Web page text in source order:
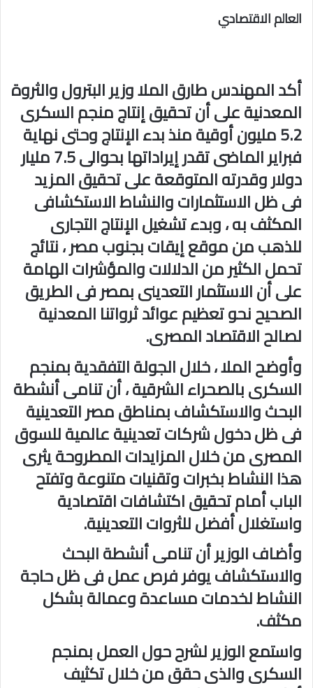
العالم الاقتصادي
أكد المهندس طارق الملا وزير البترول والثروة
المعدنية على أن تحقيق إنتاج منجم السكرى
5.2 مليون أوقية منذ بدء الإنتاج وحتى نهاية
فبراير الماضى تقدر إيراداتها بحوالى 7.5 مليار
دولار وقدرته المتوقعة على تحقيق المزيد
فى ظل الاستثمارات والنشاط الاستكشافى
المكثف به ، وبدء تشغيل الإنتاج التجارى
للذهب من موقع إيقات بجنوب مصر ، نتائج
تحمل الكثير من الدلالات والمؤشرات الهامة
على أن الاستثمار التعدينى بمصر فى الطريق
الصحيح نحو تعظيم عوائد ثرواتنا المعدنية
لصالح الاقتصاد المصرى.
وأوضح الملا ، خلال الجولة التفقدية بمنجم
السكرى بالصحراء الشرقية ، أن تنامى أنشطة
البحث والاستكشاف بمناطق مصر التعدينية
فى ظل دخول شركات تعدينية عالمية للسوق
المصرى من خلال المزايدات المطروحة يثرى
هذا النشاط بخبرات وتقنيات متنوعة وتفتح
الباب أمام تحقيق اكتشافات اقتصادية
واستغلال أفضل للثروات التعدينية.
وأضاف الوزير أن تنامى أنشطة البحث
والاستكشاف يوفر فرص عمل فى ظل حاجة
النشاط لخدمات مساعدة وعمالة بشكل
مكثف.
واستمع الوزير لشرح حول العمل بمنجم
السكرى والذى حقق من خلال تكثيف